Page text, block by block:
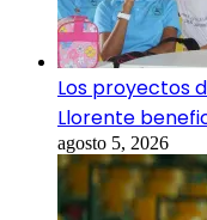
Los proyectos
Llorente
agosto 5, 2026